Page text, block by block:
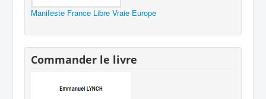
Manifeste France Libre Vraie Europe
Commander le livre